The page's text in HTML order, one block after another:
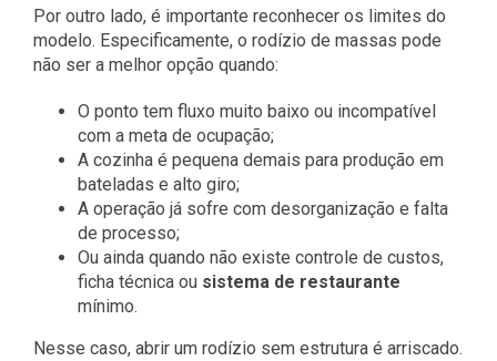
Por outro lado, é importante reconhecer os limites do
modelo. Especificamente, o rodízio de massas pode
não ser a melhor opção quando:
O ponto tem fluxo muito baixo ou incompatível
com a meta de ocupação;
A cozinha é pequena demais para produção em
bateladas e alto giro;
A operação já sofre com desorganização e falta
de processo;
Ou ainda quando não existe controle de custos,
ficha técnica ou sistema de restaurante
mínimo.
Nesse caso, abrir um rodízio sem estrutura é arriscado.